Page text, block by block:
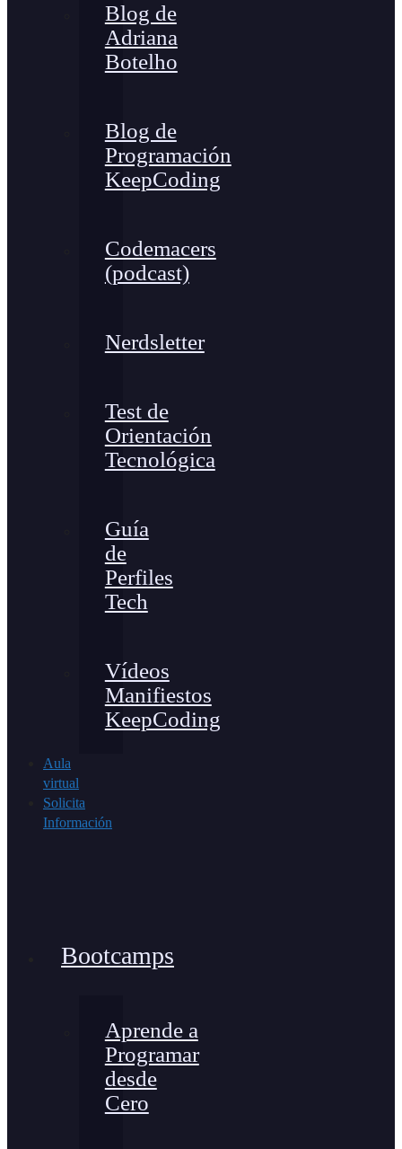
Blog de
Adriana
Botelho
Blog de
Programación
KeepCoding
Codemacers
(podcast)
Nerdsletter
Test de
Orientación
Tecnológica
Guía
de
Perfiles
Tech
Vídeos
Manifiestos
KeepCoding
Aula
virtual
Solicita
Información
Bootcamps
Aprende a
Programar
desde
Cero